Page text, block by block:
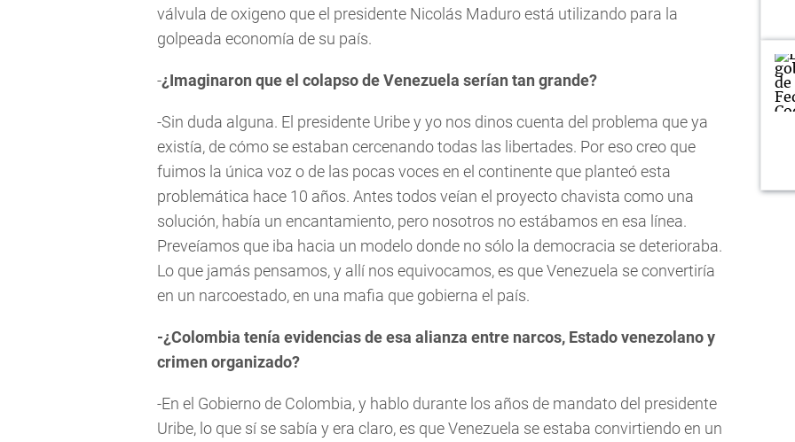
válvula de oxigeno que el presidente Nicolás Maduro está utilizando para la
golpeada economía de su país.
-¿Imaginaron que el colapso de Venezuela serían tan grande?
-Sin duda alguna. El presidente Uribe y yo nos dinos cuenta del problema que ya
existía, de cómo se estaban cercenando todas las libertades. Por eso creo que
fuimos la única voz o de las pocas voces en el continente que planteó esta
problemática hace 10 años. Antes todos veían el proyecto chavista como una
solución, había un encantamiento, pero nosotros no estábamos en esa línea.
Preveíamos que iba hacia un modelo donde no sólo la democracia se deterioraba.
Lo que jamás pensamos, y allí nos equivocamos, es que Venezuela se convertiría
en un narcoestado, en una mafia que gobierna el país.
-¿Colombia tenía evidencias de esa alianza entre narcos, Estado venezolano y
crimen organizado?
-En el Gobierno de Colombia, y hablo durante los años de mandato del presidente
Uribe, lo que sí se sabía y era claro, es que Venezuela se estaba convirtiendo en un